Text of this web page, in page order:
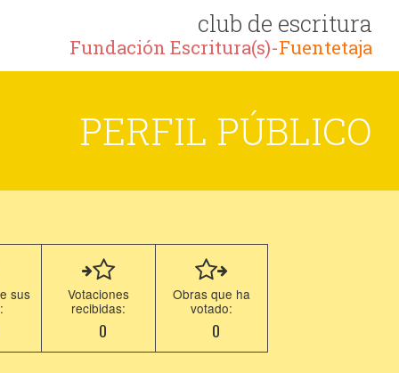
club de escritura
Fundación Escritura(s)-Fuentetaja
PERFIL PÚBLICO
sus
Votaciones
recibidas:
0
Obras que ha
votado:
0